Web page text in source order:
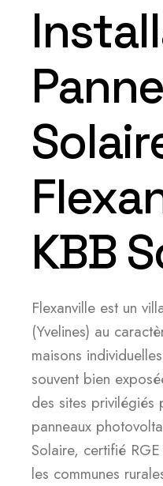
KBB
Flexanville est un
(Yvelines) au
maisons
souvent bien
des sites privilégiés
panneaux
Solaire, certifié
les communes